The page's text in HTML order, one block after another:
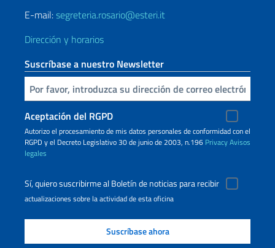
E-mail:segreteria.rosario@esteri.it
Dirección y horarios
Suscríbase a nuestro Newsletter
Inserta tu correo electronico
Aceptación del RGPD
Autorizo ​​el procesamiento de mis datos personales de conformidad con el
RGPD y el Decreto Legislativo 30 de junio de 2003, n.196 PrivacyAvisos
legales
Sí, quiero suscribirme al Boletín de noticias para recibir
actualizaciones sobre la actividad de esta oficina